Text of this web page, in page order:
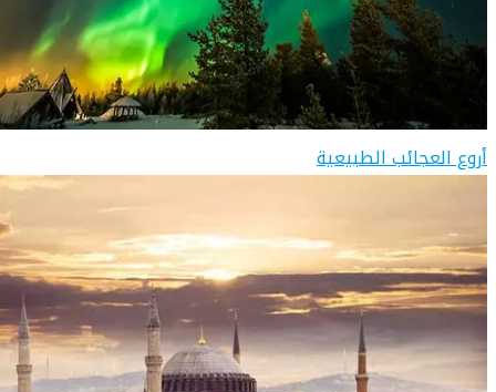
أروع العجائب الطبيعية